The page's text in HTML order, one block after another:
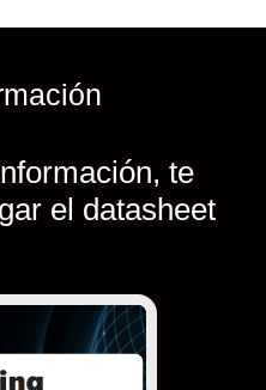
te
el datasheet